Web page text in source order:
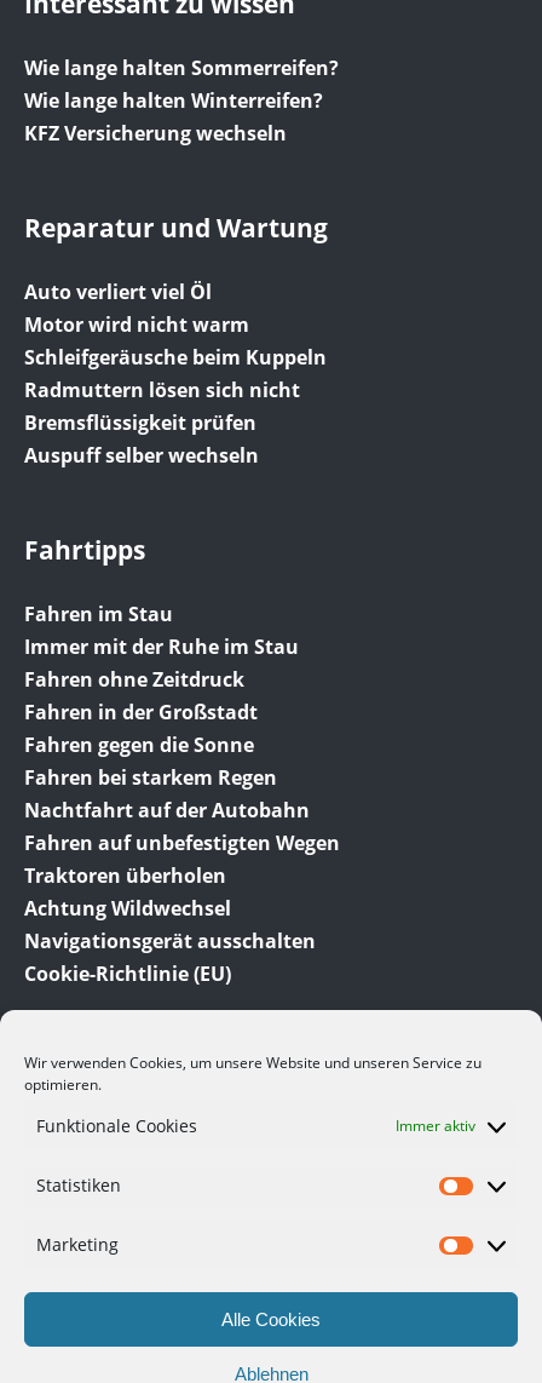
Wir verwenden Cookies, um unsere Website und unseren Service zu
optimieren.
Funktionale Cookies Immer aktiv
Statistiken
Marketing
Alle Cookies
Ablehnen
Wie lange halten Sommerreifen?
Wie lange halten Winterreifen?
KFZ Versicherung wechseln
Reparatur und Wartung
Auto verliert viel Öl
Motor wird nicht warm
Schleifgeräusche beim Kuppeln
Radmuttern lösen sich nicht
Bremsflüssigkeit prüfen
Auspuff selber wechseln
Fahrtipps
Fahren im Stau
Immer mit der Ruhe im Stau
Fahren ohne Zeitdruck
Fahren in der Großstadt
Fahren gegen die Sonne
Fahren bei starkem Regen
Nachtfahrt auf der Autobahn
Fahren auf unbefestigten Wegen
Traktoren überholen
Achtung Wildwechsel
Navigationsgerät ausschalten
Cookie-Richtlinie (EU)
und Auto Blog. Hier finden Sie viele interessante
Viele der hier angesprochenen Themen beruhen auf